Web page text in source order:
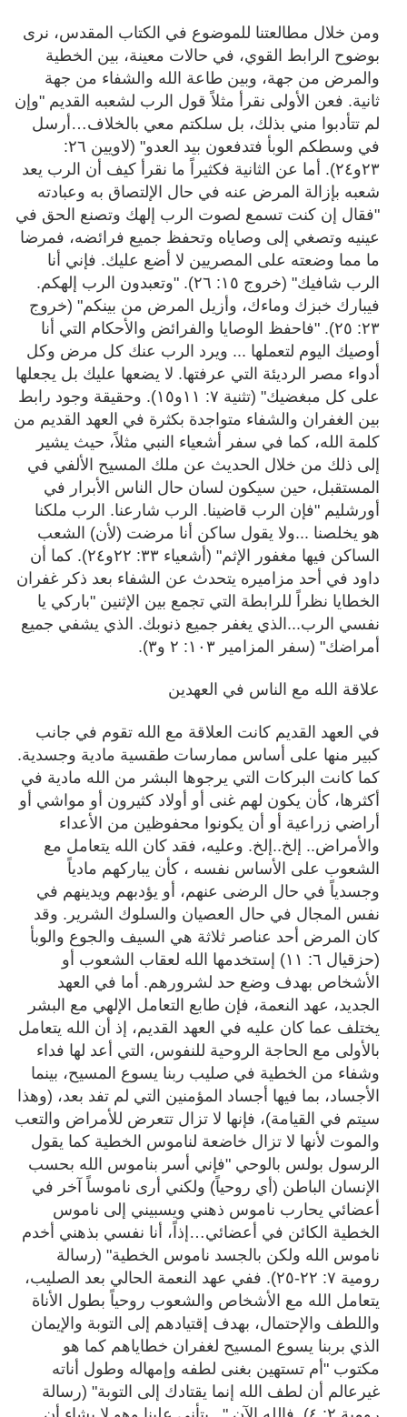
ومن خلال مطالعتنا للموضوع في الكتاب المقدس، نرى
بوضوح الرابط القوي، في حالات معينة، بين الخطية
والمرض من جهة، وبين طاعة الله والشفاء من جهة
ثانية. فعن الأولى نقرأ مثلاً قول الرب لشعبه القديم "وإن
لم تتأدبوا مني بذلك، بل سلكتم معي بالخلاف…أرسل
في وسطكم الوبأ فتدفعون بيد العدو" (لاويين ٢٦:
٢٣و٢٤). أما عن الثانية فكثيراً ما نقرأ كيف أن الرب يعد
شعبه بإزالة المرض عنه في حال الإلتصاق به وعبادته
"فقال إن كنت تسمع لصوت الرب إلهك وتصنع الحق في
عينيه وتصغي إلى وصاياه وتحفظ جميع فرائضه، فمرضا
ما مما وضعته على المصريين لا أضع عليك. فإني أنا
الرب شافيك" (خروج ١٥: ٢٦). "وتعبدون الرب إلهكم.
فيبارك خبزك وماءك، وأزيل المرض من بينكم" (خروج
٢٣: ٢٥).
"فاحفظ الوصايا والفرائض والأحكام التي أنا
أوصيك اليوم لتعملها ... ويرد الرب عنك كل مرض وكل
أدواء مصر الرديئة التي عرفتها. لا يضعها عليك بل يجعلها
على كل مبغضيك" (تثنية ٧: ١١و١٥). وحقيقة وجود رابط
بين الغفران والشفاء متواجدة بكثرة في العهد القديم من
كلمة الله، كما في سفر أشعياء النبي مثلاً، حيث يشير
إلى ذلك من خلال الحديث عن ملك المسيح الألفي في
المستقبل، حين سيكون لسان حال الناس الأبرار في
أورشليم "فإن الرب قاضينا. الرب شارعنا. الرب ملكنا
هو يخلصنا ...ولا يقول ساكن أنا مرضت (لأن) الشعب
الساكن فيها مغفور الإثم" (أشعياء ٣٣: ٢٢و٢٤). كما أن
داود في أحد مزاميره يتحدث عن الشفاء بعد ذكر غفران
الخطايا نظراً للرابطة التي تجمع بين الإثنين "باركي يا
نفسي الرب...الذي يغفر جميع ذنوبك. الذي يشفي جميع
أمراضك" (سفر المزامير ١٠٣: ٢ و٣).
علاقة الله مع الناس في العهدين
في العهد القديم كانت العلاقة مع الله تقوم في جانب
كبير منها على أساس ممارسات طقسية مادية وجسدية.
كما كانت البركات التي يرجوها البشر من الله مادية في
أكثرها، كأن يكون لهم غنى أو أولاد كثيرون أو مواشي أو
أراضي زراعية أو أن يكونوا محفوظين من الأعداء
والأمراض.. إلخ..إلخ. وعليه، فقد كان الله يتعامل مع
الشعوب على الأساس نفسه ، كأن يباركهم مادياً
وجسدياً في حال الرضى عنهم، أو يؤدبهم ويدينهم في
نفس المجال في حال العصيان والسلوك الشرير. وقد
كان المرض أحد عناصر ثلاثة هي السيف والجوع والوبأ
(حزقيال ٦: ١١) إستخدمها الله لعقاب الشعوب أو
الأشخاص بهدف وضع حد لشرورهم. أما في العهد
الجديد، عهد النعمة، فإن طابع التعامل الإلهي مع البشر
يختلف عما كان عليه في العهد القديم، إذ أن الله يتعامل
بالأولى مع الحاجة الروحية للنفوس، التي أعد لها فداء
وشفاء من الخطية في صليب ربنا يسوع المسيح، بينما
الأجساد، بما فيها أجساد المؤمنين التي لم تفد بعد، (وهذا
سيتم في القيامة)، فإنها لا تزال تتعرض للأمراض والتعب
والموت لأنها لا تزال خاضعة لناموس الخطية كما يقول
الرسول بولس بالوحي "فإني أسر بناموس الله بحسب
الإنسان الباطن (أي روحياً) ولكني أرى ناموساً آخر في
أعضائي يحارب ناموس ذهني ويسبيني إلى ناموس
الخطية الكائن في أعضائي…إذاً، أنا نفسي بذهني أخدم
ناموس الله ولكن بالجسد ناموس الخطية" (رسالة
رومية ٧: ٢٢-٢٥). ففي عهد النعمة الحالي بعد الصليب،
يتعامل الله مع الأشخاص والشعوب روحياً بطول الأناة
واللطف والإحتمال، بهدف إقتيادهم إلى التوبة والإيمان
الذي بربنا يسوع المسيح لغفران خطاياهم كما هو
مكتوب "أم تستهين بغنى لطفه وإمهاله وطول أناته
غيرعالم أن لطف الله إنما يقتادك إلى التوبة" (رسالة